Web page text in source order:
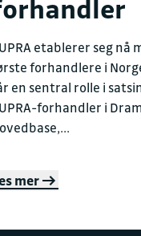
etablerer seg nå
forhandlere i
en sentral rolle i
forhandler i
mer